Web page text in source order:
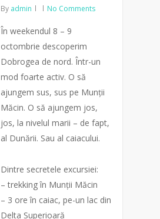
By admin No Comments
În weekendul 8 – 9
octombrie descoperim
Dobrogea de nord. Într-un
mod foarte activ. O să
ajungem sus, sus pe Munții
Măcin. O să ajungem jos,
jos, la nivelul marii – de fapt,
al Dunării. Sau al caiacului.
Dintre secretele excursiei:
– trekking în Munții Măcin
– 3 ore în caiac, pe-un lac din
Delta Superioară